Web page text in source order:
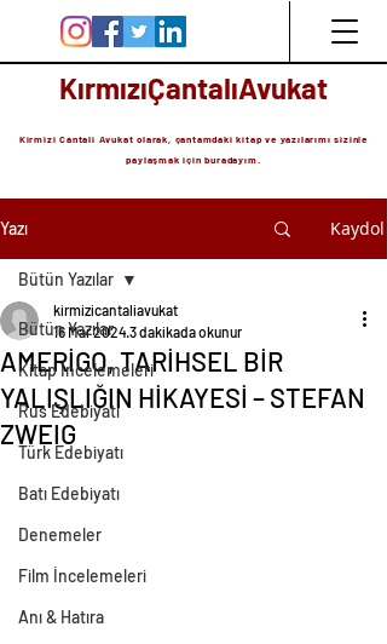
KırmızıÇantalıAvukat
Kirmizi Cantali Avukat olarak, çantamdaki kitap ve yazılarımı sizinle
paylaşmak için buradayım.
Yazı Kaydol
Bütün Yazılar
Kitap İncelemeleri
Rus Edebiyatı
Türk Edebiyatı
Batı Edebiyatı
Denemeler
Film İncelemeleri
Anı & Hatıra
Bütün Yazılar
AMERİGO, TARİHSEL BİR
YALIŞLIĞIN HİKAYESİ – STEFAN
ZWEIG
kirmizicantaliavukat
16 Mar 20243 dakikada okunur